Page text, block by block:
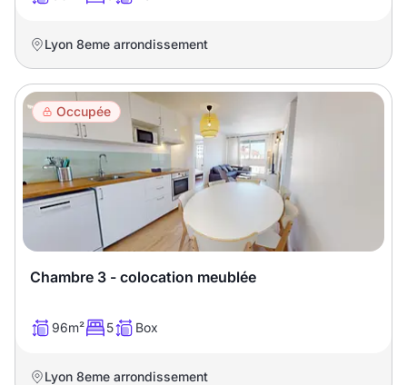
Lyon 8eme arrondissement
Occupée
Chambre 3 - colocation meublée
96m² 5 Box
Lyon 8eme arrondissement